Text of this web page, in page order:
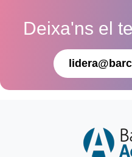
Deixa'ns el